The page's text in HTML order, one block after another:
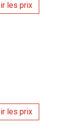
les prix
les prix